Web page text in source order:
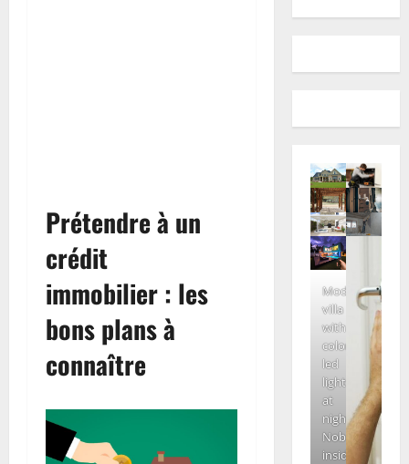
Prétendre à un
crédit
immobilier : les
bons plans à
connaître
Modern
villa
with
colored
led
lights
at
night.
Nobody
inside